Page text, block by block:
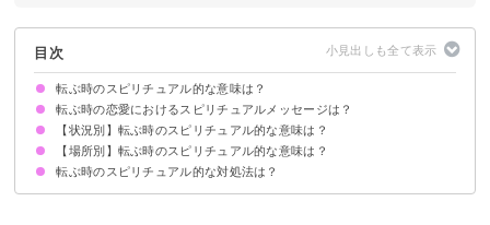
目次
転ぶ時のスピリチュアル的な意味は？
①警告のサイン
②不安や不満のサイン
③厄落としのサイン
④自分を見直すサイン
⑤行かない方がいいサイン
状況によって意味が決まる
転ぶ時の恋愛におけるスピリチュアルメッセージは？
今の相手との関係を見直すべきというサイン
【状況別】転ぶ時のスピリチュアル的な意味は？
思いっきり・派手に転ぶスピリチュアル的意味
自転車で転ぶスピリチュアル的意味
目の前で人が転ぶスピリチュアル的意味
つまずいて転ぶスピリチュアル的意味
滑って転ぶスピリチュアル的意味
転んで左足を怪我するスピリチュアル的意味
転んで右足を怪我するスピリチュアル的意味
【場所別】転ぶ時のスピリチュアル的な意味は？
上りの階段で転ぶスピリチュアル的意味
下りの階段で転ぶスピリチュアル的意味
神社の階段で転ぶスピリチュアル的意味
転ぶ時のスピリチュアル的な対処法は？
自分の問題や悩みと向き合う
十分な休息を取る